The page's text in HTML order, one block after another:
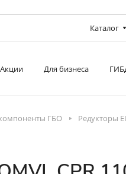
Каталог
Акции Для бизнеса
ГБО
Редукторы